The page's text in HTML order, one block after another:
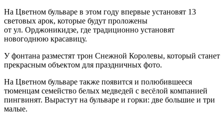
На Цветном бульваре в этом году впервые установят 13
световых арок, которые будут проложены
от ул. Орджоникидзе, где традиционно установят
новогоднюю красавицу.
У фонтана разместят трон Снежной Королевы, который станет
прекрасным объектом для праздничных фото.
На Цветном бульваре также появится и полюбившееся
тюменцам семейство белых медведей с весёлой компанией
пингвинят. Вырастут на бульваре и горки: две большие и три
малые.